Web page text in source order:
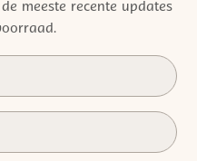
meeste recente updates